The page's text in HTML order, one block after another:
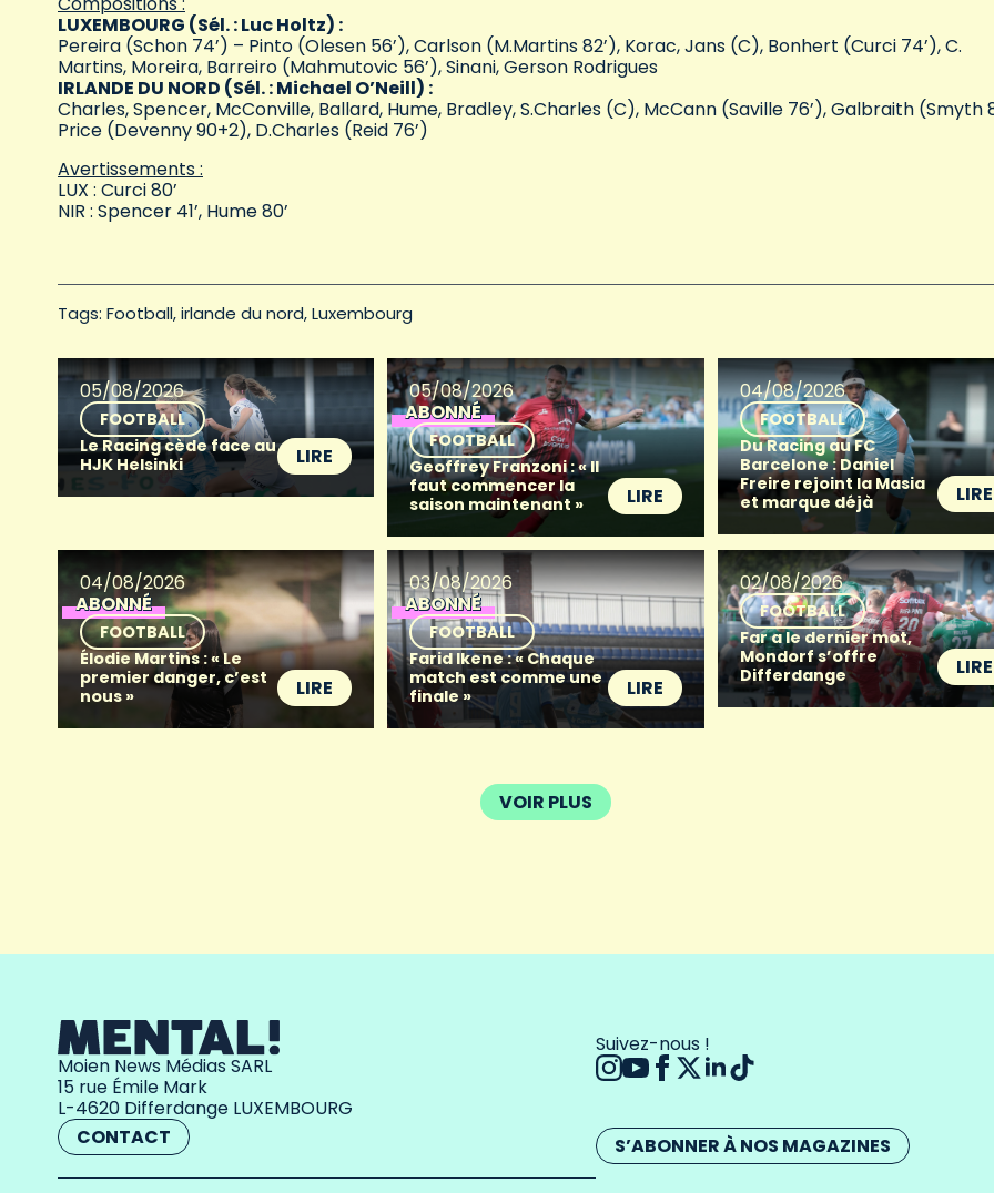
LUXEMBOURG (Sél. : Luc Holtz) :
Pereira (Schon 74’) – Pinto (Olesen 56’), Carlson (M.Martins 82’), Korac, Jans (C), Bonhert (Curci 74’), C.
Martins, Moreira, Barreiro (Mahmutovic 56’), Sinani, Gerson Rodrigues
IRLANDE DU NORD (Sél. : Michael O’Neill) :
Charles, Spencer, McConville, Ballard, Hume, Bradley, S.Charles (C), McCann (Saville 76’), Galbraith (Smyth
Price (Devenny 90+2), D.Charles (Reid 76’)
Avertissements :
LUX : Curci 80’
NIR : Spencer 41’, Hume 80’
Tags: Football irlande du nord Luxembourg
05/08/2026
FOOTBALL
Le Racing cède face au
HJK Helsinki
LIRE
05/08/2026
ABONNÉ
FOOTBALL
Geoffrey Franzoni : « Il
faut commencer la
saison maintenant »
LIRE
04/08/2026
FOOTBALL
Du Racing au FC
Barcelone : Daniel
Freire rejoint la Masia
et marque déjà
LIRE
04/08/2026
ABONNÉ
FOOTBALL
Élodie Martins : « Le
premier danger, c’est
nous »
LIRE
03/08/2026
ABONNÉ
FOOTBALL
Farid Ikene : « Chaque
match est comme une
finale »
LIRE
02/08/2026
FOOTBALL
Far a le dernier mot,
Mondorf s’offre
Differdange
LIRE
VOIR PLUS
Moien News Médias SARL
15 rue Émile Mark
L-4620 Differdange LUXEMBOURG
CONTACT
Suivez-nous !
S’ABONNER À NOS MAGAZINES